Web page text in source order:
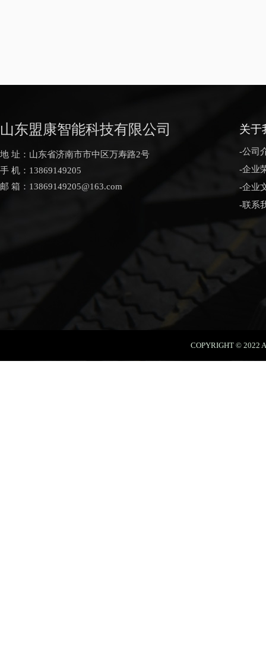
-公司
-企业
-企业
-联系
关于
地 址：山东省济南市市中区万寿路2号
手 机：13869149205
邮 箱：13869149205@163.com
山东盟康智能科技有限公司
COPYRIGHT © 2022